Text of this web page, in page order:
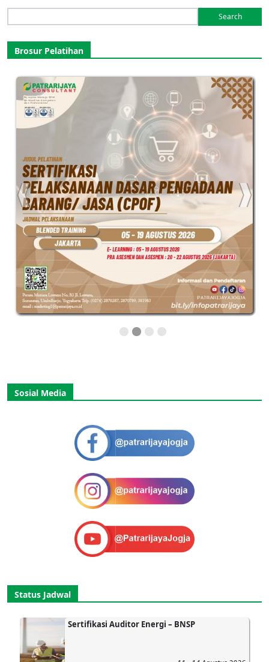
for:
Brosur Pelatihan
Sosial Media
Status Jadwal
Sertifikasi Auditor Energi – BNSP